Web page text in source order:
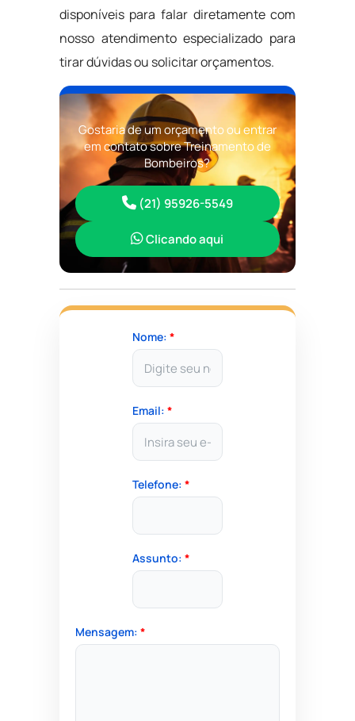
disponíveis para falar diretamente com
nosso atendimento especializado para
tirar dúvidas ou solicitar orçamentos.
Gostaria de um orçamento ou entrar
em contato sobre Treinamento de
Bombeiros?
(21) 95926-5549
Clicando aqui
Nome: *
Email: *
Telefone: *
Assunto: *
Mensagem: *